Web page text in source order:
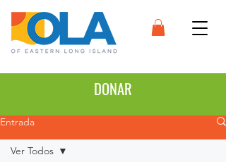
DONAR
Entrada
Ver Todos